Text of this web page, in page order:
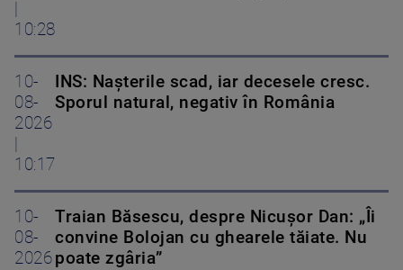
10:28
10-
08-
2026
10:17
INS: Nașterile scad, iar decesele cresc.
Sporul natural, negativ în România
10-
08-
2026
Traian Băsescu, despre Nicușor Dan: „Îi
convine Bolojan cu ghearele tăiate. Nu
poate zgâria”